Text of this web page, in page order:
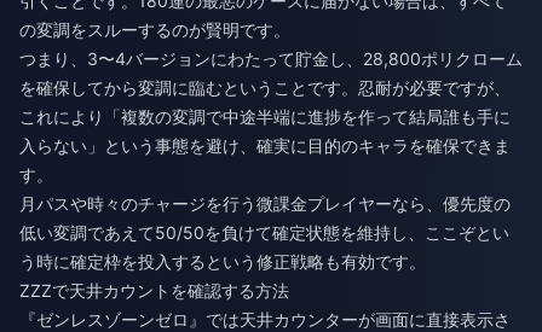
の変調をスルーするのが賢明です。
つまり、3〜4バージョンにわたって貯金し、28,800ポリクローム
を確保してから変調に臨むということです。忍耐が必要ですが、
これにより「複数の変調で中途半端に進捗を作って結局誰も手に
入らない」という事態を避け、確実に目的のキャラを確保できま
す。
月パスや時々のチャージを行う微課金プレイヤーなら、優先度の
低い変調であえて50/50を負けて確定状態を維持し、ここぞとい
う時に確定枠を投入するという修正戦略も有効です。
ZZZで天井カウントを確認する方法
『ゼンレスゾーンゼロ』では天井カウンターが画面に直接表示さ